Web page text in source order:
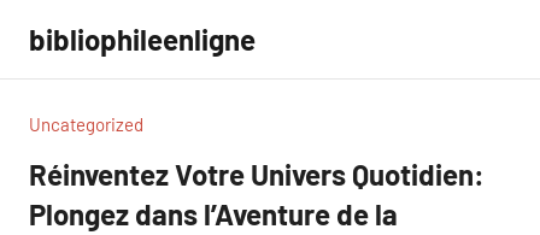
contenu
bibliophileenligne
Uncategorized
Réinventez Votre Univers Quotidien:
Plongez dans l’Aventure de la